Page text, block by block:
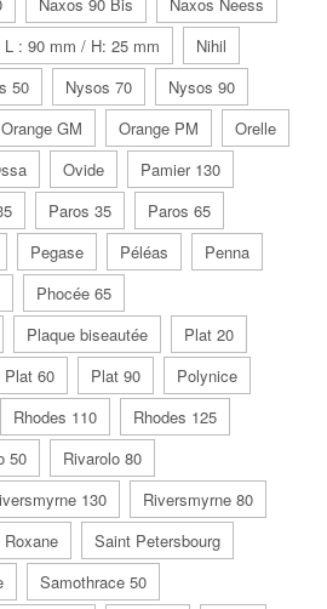
L : 90 mm / H: 25 mm
Nihil
50 Nysos 70
Nysos 90
Orange GM Orange PM
Orelle
Ovide
Pamier 130
Paros 35
Paros 65
Pegase Péléas
Penna
Phocée 65
Plaque biseautée
Plat 20
Plat 60 Plat 90
Polynice
Rhodes 110
Rhodes 125
50
Rivarolo 80
130
Riversmyrne 80
Roxane
Saint Petersbourg
Samothrace 50